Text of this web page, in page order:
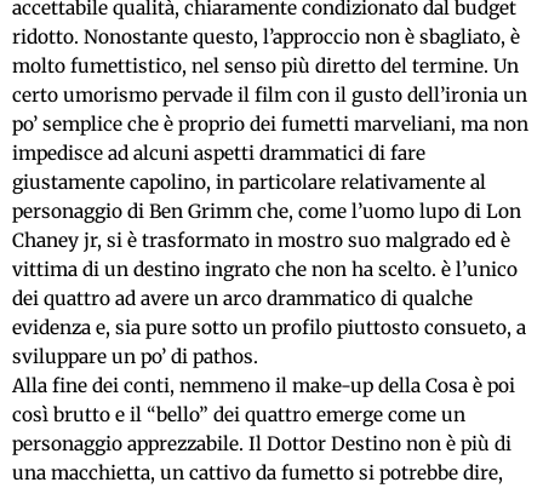
accettabile qualità, chiaramente condizionato dal budget
ridotto. Nonostante questo, l’approccio non è sbagliato, è
molto fumettistico, nel senso più diretto del termine. Un
certo umorismo pervade il film con il gusto dell’ironia un
po’ semplice che è proprio dei fumetti marveliani, ma non
impedisce ad alcuni aspetti drammatici di fare
giustamente capolino, in particolare relativamente al
personaggio di Ben Grimm che, come l’uomo lupo di Lon
Chaney jr, si è trasformato in mostro suo malgrado ed è
vittima di un destino ingrato che non ha scelto. è l’unico
dei quattro ad avere un arco drammatico di qualche
evidenza e, sia pure sotto un profilo piuttosto consueto, a
sviluppare un po’ di pathos.
Alla fine dei conti, nemmeno il make-up della Cosa è poi
così brutto e il “bello” dei quattro emerge come un
personaggio apprezzabile. Il Dottor Destino non è più di
una macchietta, un cattivo da fumetto si potrebbe dire,